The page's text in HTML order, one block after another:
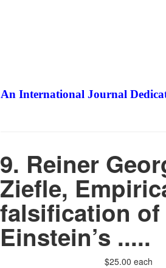
An International Journal
9. Reiner
Ziefle,
falsification of
Einstein’s .....
$25.00 each